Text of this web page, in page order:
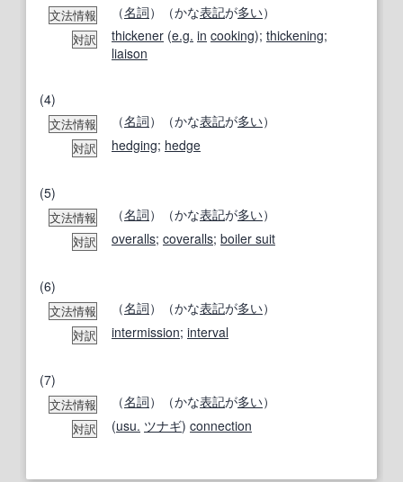
文法情報 （名詞）（かな表記が多い）
対訳 thickener (e.g. in cooking); thickening;
liaison
(4)
文法情報 （名詞）（かな表記が多い）
対訳 hedging; hedge
(5)
文法情報 （名詞）（かな表記が多い）
対訳 overalls; coveralls; boiler suit
(6)
文法情報 （名詞）（かな表記が多い）
対訳 intermission; interval
(7)
文法情報 （名詞）（かな表記が多い）
対訳 (usu. ツナギ) connection